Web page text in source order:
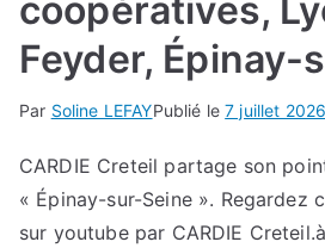
coopératives,
Feyder, Épinay-
Par Soline LEFAYPublié le7 juillet 2026
CARDIE Creteil partage son
« Épinay-sur-Seine ». Regardez
sur youtube par CARDIE